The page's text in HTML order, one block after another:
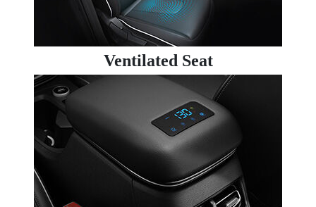
Ventilated Seat